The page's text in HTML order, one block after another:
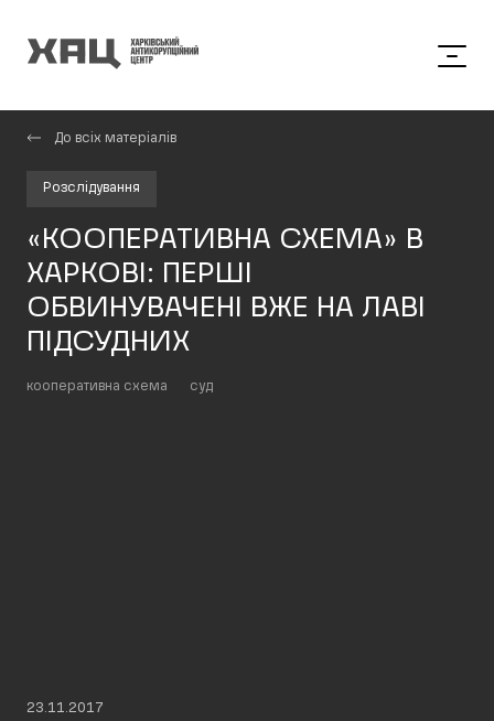
До всіх матеріалів
Розслідування
«КООПЕРАТИВНА СХЕМА» В
ХАРКОВІ: ПЕРШІ
ОБВИНУВАЧЕНІ ВЖЕ НА ЛАВІ
ПІДСУДНИХ
кооперативна схема суд
23.11.2017